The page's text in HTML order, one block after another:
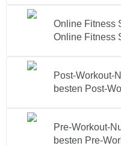
Online Fitness
Online Fitness
Post-Workout-
besten Post-
Pre-Workout-
besten Pre-